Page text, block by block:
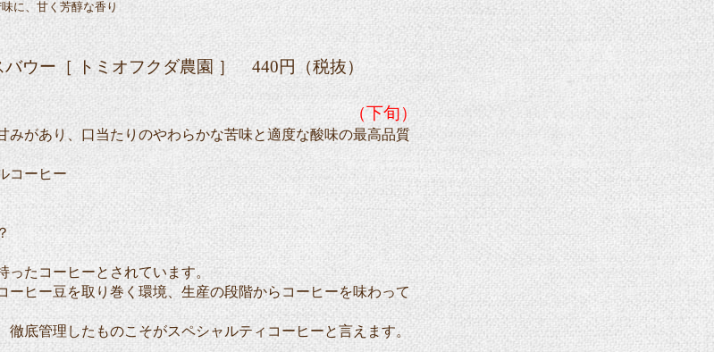
く芳醇な香り
ー［ トミオフクダ農園 ］ 440円（税抜）
（下旬）
当たりのやわらかな苦味と適度な酸味の最高品質
ー
コーヒーとされています。
ー豆を取り巻く環境、生産の段階からコーヒーを味わって
管理したものこそがスペシャルティコーヒーと言えます。